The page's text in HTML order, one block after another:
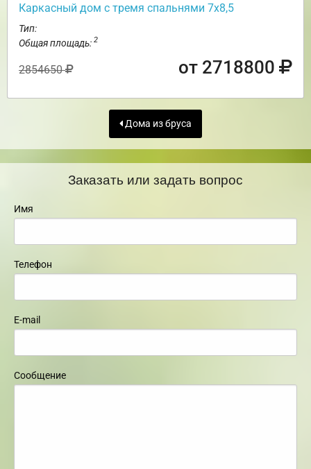
Каркасный дом с тремя спальнями 7х8,5
Тип:
Общая площадь: 2
2854650 от 2718800
Дома из бруса
Заказать или задать вопрос
Имя
Телефон
E-mail
Сообщение